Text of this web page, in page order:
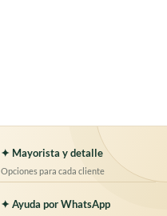
✦ Mayorista y detalle
Opciones para cada cliente
✦ Ayuda por WhatsApp